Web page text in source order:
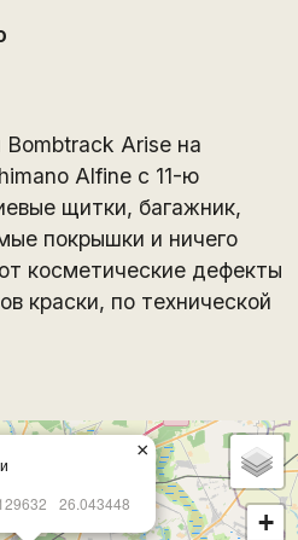
Arise на
Alfine с 11-ю
щитки, багажник,
покрышки и ничего
косметические дефекты
краски, по технической
26.043448
×
+